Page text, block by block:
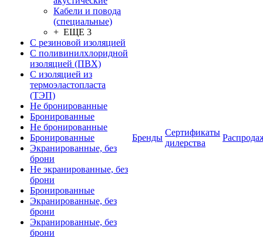
Кабели и повода
(специальные)
+ ЕЩЕ 3
С резиновой изоляцией
С поливинилхлоридной
изоляцией (ПВХ)
С изоляцией из
термоэластопласта
(ТЭП)
Не бронированные
Бронированные
Не бронированные
Бронированные
Экранированные, без
брони
Не экранированные, без
брони
Бронированные
Экранированные, без
брони
Экранированные, без
брони
Бренды
Сертификаты
дилерства